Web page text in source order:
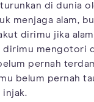
di dunia
menjaga alam,
dirimu jika
dirimu mengotori
pernah
belum pernah
injak.